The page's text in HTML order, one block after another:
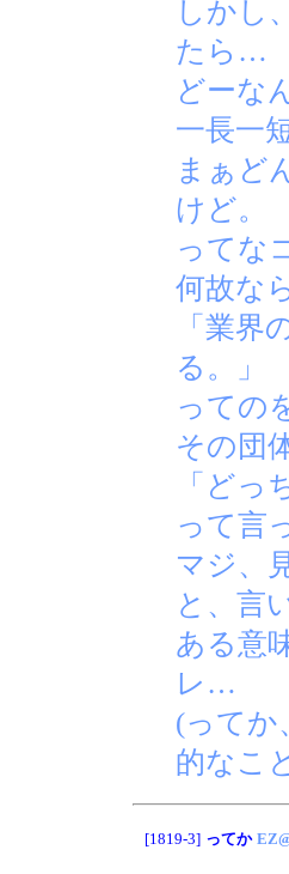
しかし
たら…
どーな
一長一
まぁど
けど。
ってな
何故な
「業界
る。」
っての
その団
「ど
って言
マジ、
と、言
ある意
レ…
(ってか
的なこ
[1819-3] ってか